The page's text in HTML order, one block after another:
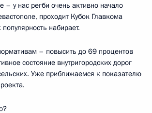
– у нас регби очень активно начало
проходит Кубок Главкома
набирает.
– повысить до 69 процентов
состояние внутригородских дорог
Уже приближаемся к показателю